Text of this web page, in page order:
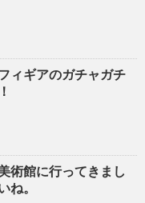
ィギアのガチャガチ
術館に行ってきまし
ね。